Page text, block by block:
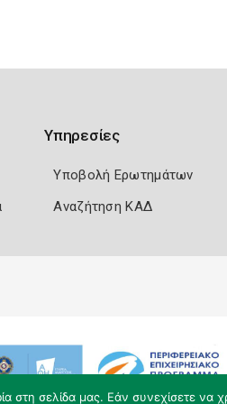
Υπηρεσίες
Υποβολή Ερωτημάτων
Αναζήτηση ΚΑΔ
σελίδα μας. Εάν συνεχίσετε να